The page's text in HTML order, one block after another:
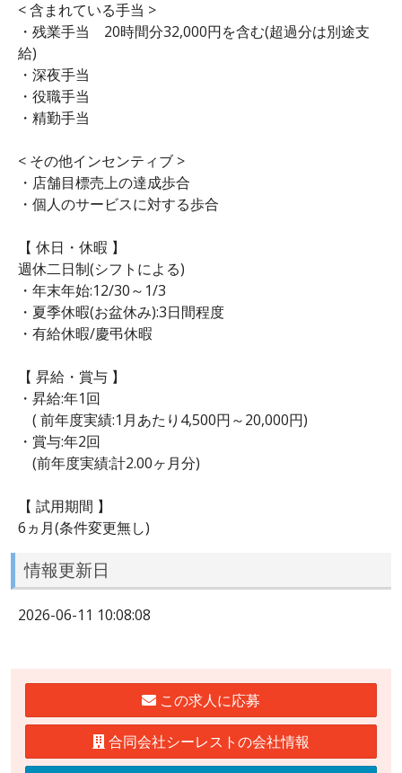
< 含まれている手当 >
・残業手当 20時間分32,000円を含む(超過分は別途支
給)
・深夜手当
・役職手当
・精勤手当
< その他インセンティブ >
・店舗目標売上の達成歩合
・個人のサービスに対する歩合
【 休日・休暇 】
週休二日制(シフトによる)
・年末年始:12/30～1/3
・夏季休暇(お盆休み):3日間程度
・有給休暇/慶弔休暇
【 昇給・賞与 】
・昇給:年1回
( 前年度実績:1月あたり4,500円～20,000円)
・賞与:年2回
(前年度実績:計2.00ヶ月分)
【 試用期間 】
6ヵ月(条件変更無し)
情報更新日
2026-06-11 10:08:08
この求人に応募
合同会社シーレストの会社情報